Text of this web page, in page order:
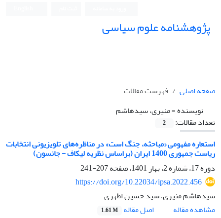
پژوهشنامه علوم سیاسی
صفحه اصلی
فهرست مقالات
نویسنده =منیری، سیدهاشم
تعداد مقالات:
2
استعاره مفهومی «مباحثه، جنگ است» در مناظره‌های تلویزیونی انتخابات
ریاست جمهوری 1400 ایران (براساس نظریه لیکاف - جانسون)
دوره 17، شماره 2، بهار 1401، صفحه
207-241
https://doi.org/10.22034/ipsa.2022.456
سیدهاشم منیری، سید حسین اطهری
مشاهده مقاله
اصل مقاله 1.61 M